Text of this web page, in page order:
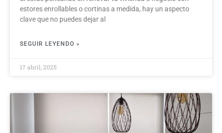
estores enrollables o cortinas a medida, hay un aspecto
clave que no puedes dejar al
SEGUIR LEYENDO »
17 abril, 2025